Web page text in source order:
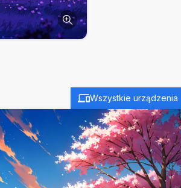
Wszystkie urządzenia